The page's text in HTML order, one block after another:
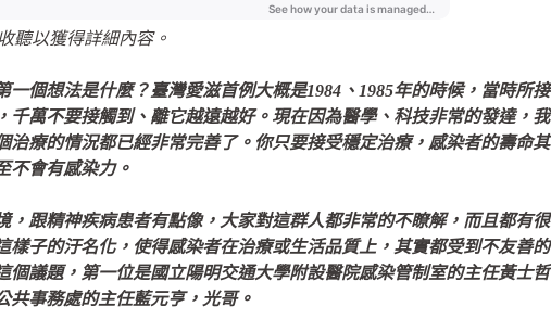
聽以獲得詳細內容。
個想法是什麼？臺灣愛滋首例大概是1984、1985年的時候，當時所接
千萬不要接觸到、離它越遠越好。現在因為醫學、科技非常的發達，我
治療的情況都已經非常完善了。你只要接受穩定治療，感染者的壽命其
不會有感染力。
，跟精神疾病患者有點像，大家對這群人都非常的不瞭解，而且都有很
樣子的汙名化，使得感染者在治療或生活品質上，其實都受到不友善的
個議題，第一位是國立陽明交通大學附設醫院感染管制室的主任黃士哲
共事務處的主任藍元亨，光哥。